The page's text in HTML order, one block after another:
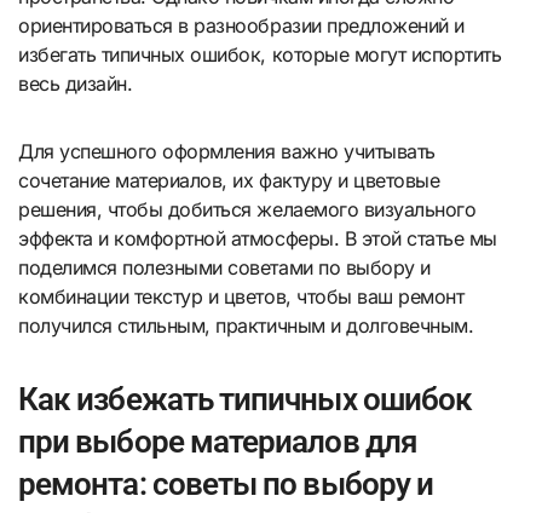
ориентироваться в разнообразии предложений и
избегать типичных ошибок, которые могут испортить
весь дизайн.
Для успешного оформления важно учитывать
сочетание материалов, их фактуру и цветовые
решения, чтобы добиться желаемого визуального
эффекта и комфортной атмосферы. В этой статье мы
поделимся полезными советами по выбору и
комбинации текстур и цветов, чтобы ваш ремонт
получился стильным, практичным и долговечным.
Как избежать типичных ошибок
при выборе материалов для
ремонта: советы по выбору и